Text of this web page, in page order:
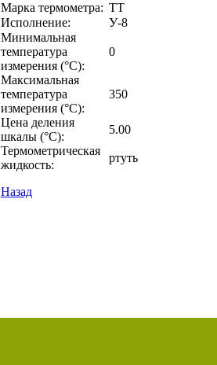
Марка термометра: ТТ
Исполнение:
У-8
Минимальная
температура
измерения (°С):
0
Максимальная
температура
измерения (°С):
350
Цена деления
шкалы (°С):
5.00
Термометрическая
жидкость:
ртуть
Назад